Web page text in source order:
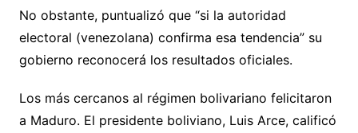
No obstante, puntualizó que “si la autoridad
electoral (venezolana) confirma esa tendencia” su
gobierno reconocerá los resultados oficiales.
Los más cercanos al régimen bolivariano felicitaron
a Maduro. El presidente boliviano, Luis Arce, calificó